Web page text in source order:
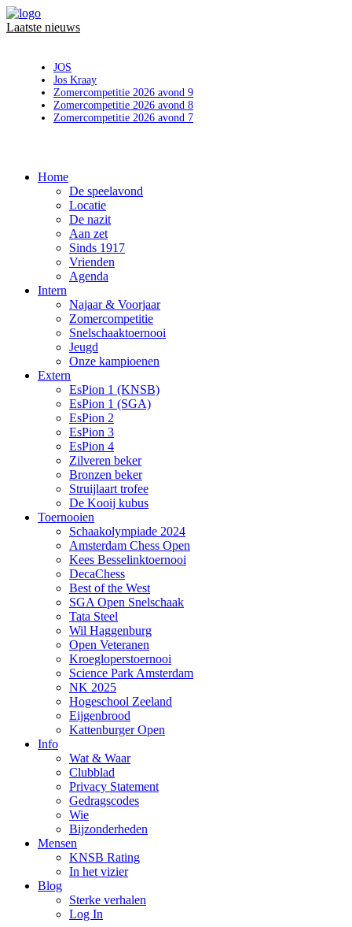
Laatste nieuws
JOS
Jos Kraay
Zomercompetitie 2026 avond 9
Zomercompetitie 2026 avond 8
Zomercompetitie 2026 avond 7
Home
De speelavond
Locatie
De nazit
Aan zet
Sinds 1917
Vrienden
Agenda
Intern
Najaar & Voorjaar
Zomercompetitie
Snelschaaktoernooi
Jeugd
Onze kampioenen
Extern
EsPion 1 (KNSB)
EsPion 1 (SGA)
EsPion 2
EsPion 3
EsPion 4
Zilveren beker
Bronzen beker
Struijlaart trofee
De Kooij kubus
Toernooien
Schaakolympiade 2024
Amsterdam Chess Open
Kees Besselinktoernooi
DecaChess
Best of the West
SGA Open Snelschaak
Tata Steel
Wil Haggenburg
Open Veteranen
Kroegloperstoernooi
Science Park Amsterdam
NK 2025
Hogeschool Zeeland
Eijgenbrood
Kattenburger Open
Info
Wat & Waar
Clubblad
Privacy Statement
Gedragscodes
Wie
Bijzonderheden
Mensen
KNSB Rating
In het vizier
Blog
Sterke verhalen
Log In